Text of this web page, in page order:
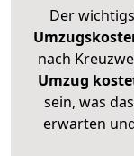
Der
nach
Umzug
sein, was
erwarten